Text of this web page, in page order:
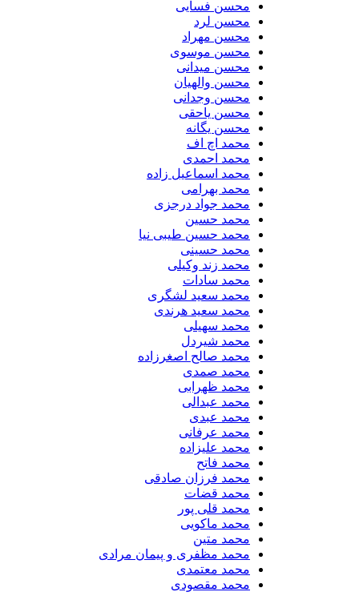
محسن فسایی
محسن لرد
محسن مهراد
محسن موسوی
محسن میدانی
محسن والهیان
محسن وجدانی
محسن یاحقی
محسن یگانه
محمد اچ اف
محمد احمدی
محمد اسماعیل زاده
محمد بهرامی
محمد جواد درجزی
محمد حسین
محمد حسین طیبی نیا
محمد حسینی
محمد زند وکیلی
محمد سادات
محمد سعید لشگری
محمد سعید هرندی
محمد سهیلی
​محمد شیردل
محمد صالح اصغرزاده
محمد صمدی
محمد ظهرابی
محمد عبدالی
محمد عبدی
محمد عرفانی
محمد علیزاده
محمد فاتح
محمد فرزان صادقی
محمد قضات
محمد قلی پور
محمد ماکویی
محمد متین
محمد مظفری و پیمان مرادی
محمد معتمدی
محمد مقصودی